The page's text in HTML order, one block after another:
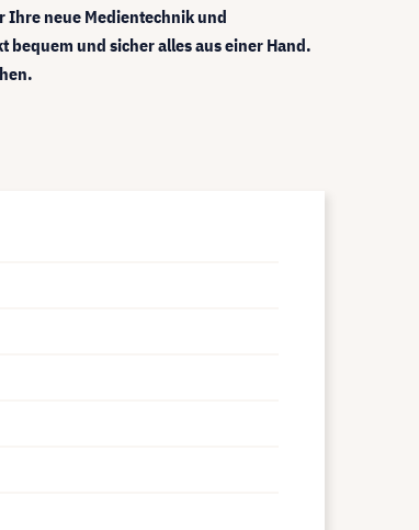
Ihre neue Medientechnik und
und sicher alles aus einer Hand.